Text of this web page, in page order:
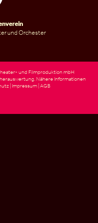
und Orchester
und Filmproduktion mbH
Nähere Informationen
Impressum AGB